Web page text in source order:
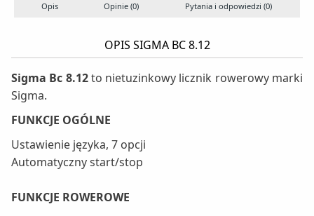
Opis Opinie (0) Pytania i odpowiedzi (0)
OPIS SIGMA BC 8.12
Sigma Bc 8.12to nietuzinkowy licznik rowerowy marki
Sigma.
FUNKCJE OGÓLNE
Ustawienie języka, 7 opcji
Automatyczny start/stop
FUNKCJE ROWEROWE